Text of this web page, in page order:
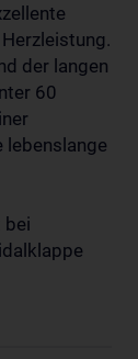
der langen
60
lebenslange
bei